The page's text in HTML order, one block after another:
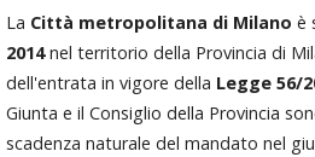
La Città metropolitana di Milano è
2014nel territorio della Provincia di
dell'entrata in vigore della Legge 56/
Giunta e il Consiglio della Provincia
scadenza naturale del mandato nel